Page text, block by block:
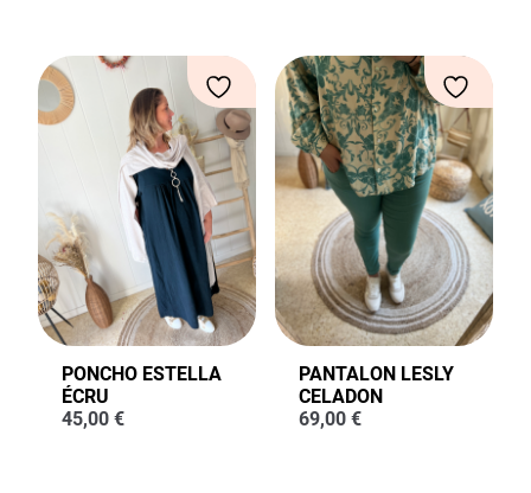
PONCHO ESTELLA
ÉCRU
45,00 €
PANTALON LESLY
CELADON
69,00 €